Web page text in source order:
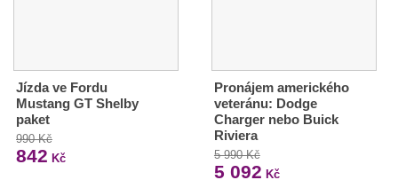
Jízda ve Fordu
Mustang GT Shelby
paket
990 Kč
842 Kč
Pronájem amerického
veteránu: Dodge
Charger nebo Buick
Riviera
5 990 Kč
5 092 Kč